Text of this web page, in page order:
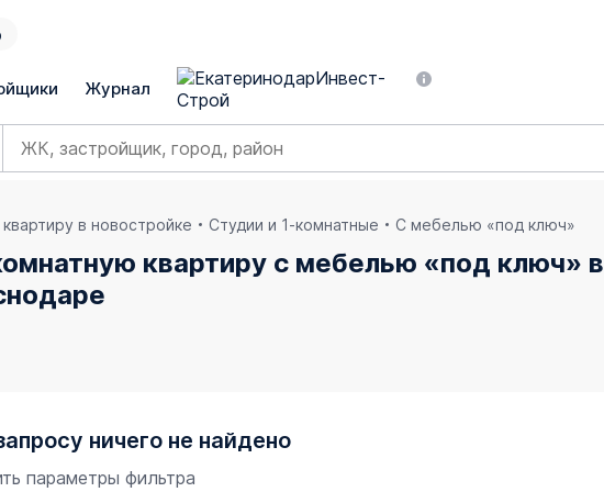
Журнал
квартиру в новостройке Студии и 1-комнатные С мебелью «под ключ»
квартиру с мебелью «под ключ» в
ничего не найдено
параметры фильтра